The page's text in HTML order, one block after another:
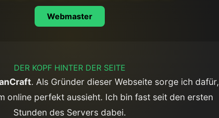
Webmaster
DER KOPF HINTER DER SEITE
. Als Gründer dieser Webseite sorge ich dafür,
online perfekt aussieht. Ich bin fast seit den ersten
Stunden des Servers dabei.